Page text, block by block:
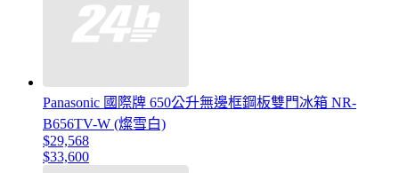
Panasonic 國際牌 650公升無邊框鋼板雙門冰箱 NR-
B656TV-W (燦雪白)
$29,568
$33,600